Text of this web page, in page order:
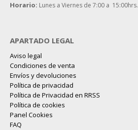
Horario: Lunes a Viernes de 7:00 a 15:00hrs.
APARTADO LEGAL
Aviso legal
Condiciones de venta
Envíos y devoluciones
Política de privacidad
Política de Privacidad en RRSS
Política de cookies
Panel Cookies
FAQ